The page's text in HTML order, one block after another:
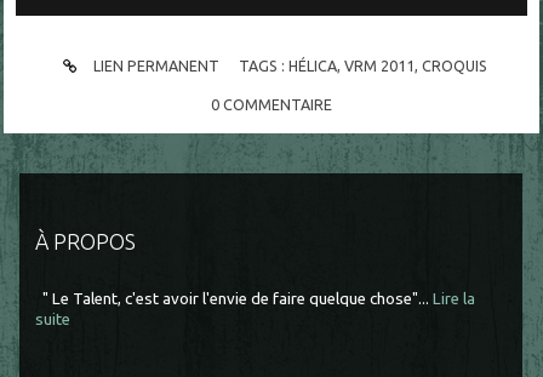
À PROPOS
" Le Talent, c'est avoir l'envie de faire quelque chose"... Lire la
suite
LIEN PERMANENT TAGS : HÉLICA, VRM 2011, CROQUIS
0 COMMENTAIRE